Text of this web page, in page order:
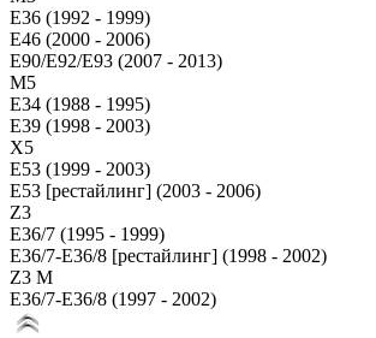
E36 (1992 - 1999)
E46 (2000 - 2006)
E90/E92/E93 (2007 - 2013)
М5
E34 (1988 - 1995)
E39 (1998 - 2003)
X5
E53 (1999 - 2003)
E53 [рестайлинг] (2003 - 2006)
Z3
E36/7 (1995 - 1999)
E36/7-E36/8 [рестайлинг] (1998 - 2002)
Z3 M
E36/7-E36/8 (1997 - 2002)